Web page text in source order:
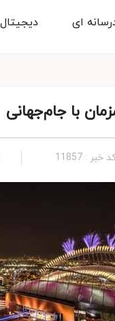
ای
با جام‌جهانی
خبر : 11857